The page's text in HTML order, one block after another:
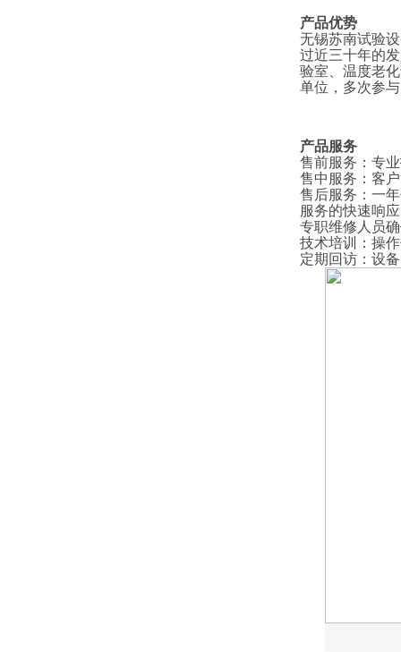
产品优势
无锡苏南试验
过近三十年的
验室、温度老
单位，多次参
产品服务
售前服务 ： 专
售中服务 ： 客
售后服务 ： 一
服务的快速响应
专职维修人员
技术培训
： 操
定期回访 ： 设